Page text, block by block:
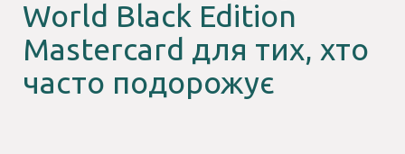
World Black Edition
Mastercard для тих, хто
часто подорожує